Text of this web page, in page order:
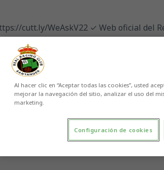
cutt.ly/WeAskV22 ✓ Web oficial del
Al hacer clic en “Aceptar todas las cookies”, usted
mejorar la navegación del sitio, analizar el uso del
marketing.
Configuración de cookies